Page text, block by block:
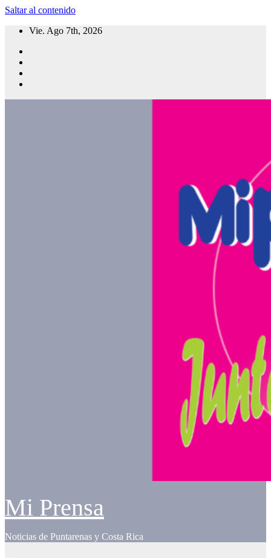
Saltar al contenido
Vie. Ago 7th, 2026
Mi Prensa
Noticias de Puntarenas y Costa Rica